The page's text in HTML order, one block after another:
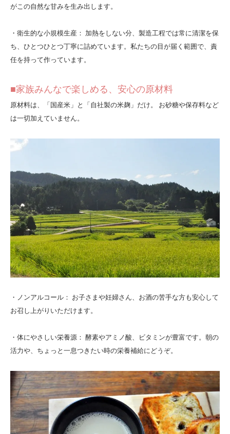
がこの自然な甘みを生み出します。
・衛生的な小規模生産： 加熱をしない分、製造工程では常に清潔を保
ち、ひとつひとつ丁寧に詰めています。私たちの目が届く範囲で、責
任を持って作っています。
■家族みんなで楽しめる、安心の原材料
原材料は、「国産米」と「自社製の米麹」だけ。 お砂糖や保存料など
は一切加えていません。
・ノンアルコール： お子さまや妊婦さん、お酒の苦手な方も安心して
お召し上がりいただけます。
・体にやさしい栄養源： 酵素やアミノ酸、ビタミンが豊富です。朝の
活力や、ちょっと一息つきたい時の栄養補給にどうぞ。